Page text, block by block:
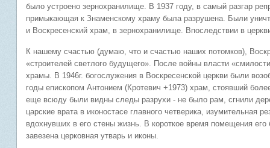
было устроено зернохранилище. В 1937 году, в самый разгар
примыкающая к Знаменскому храму была разрушена. Были
и Воскресенский храм, в зернохранилище. Впоследствии в
К нашему счастью (думаю, что и счастью наших потомков),
«строителей светлого будущего». После войны власти
храмы. В 1946г. богослужения в Воскресенской церкви были
годы епископом Антонием (Кротевич +1973) храм, стоявший
еще всюду были видны следы разрухи - не было рам, сгнили
царские врата в иконостасе главного четверика,
вдохнувших в его стены жизнь. В короткое время помещения
завезена церковная утварь и иконы.